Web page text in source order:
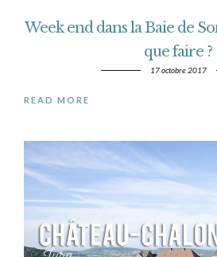
Week end dans la Baie de
que faire ?
17 octobre 2017
READ MORE